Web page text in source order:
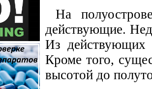
На
действующие.
Из действующих
Кроме того,
высотой до